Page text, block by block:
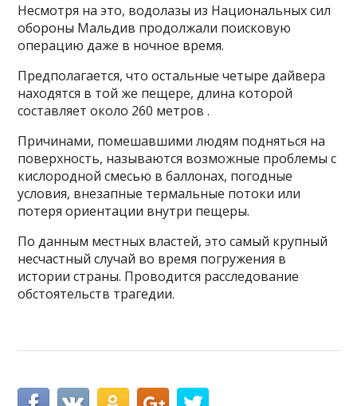
Несмотря на это, водолазы из Национальных сил
обороны Мальдив продолжали поисковую
операцию даже в ночное время.
Предполагается, что остальные четыре дайвера
находятся в той же пещере, длина которой
составляет около 260 метров .
Причинами, помешавшими людям подняться на
поверхность, называются возможные проблемы с
кислородной смесью в баллонах, погодные
условия, внезапные термальные потоки или
потеря ориентации внутри пещеры.
По данным местных властей, это самый крупный
несчастный случай во время погружения в
истории страны. Проводится расследование
обстоятельств трагедии.